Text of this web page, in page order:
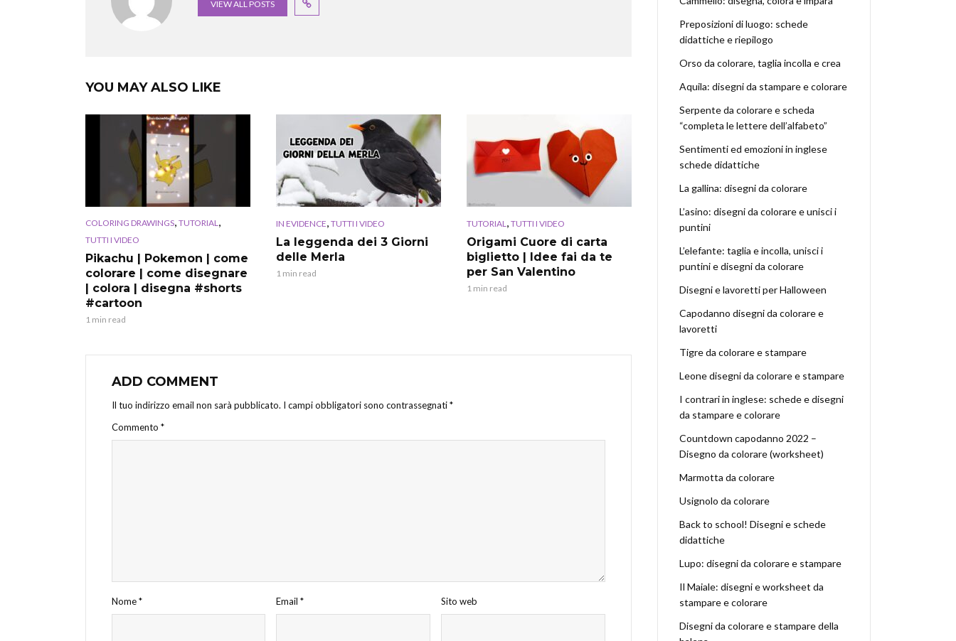
VIEW ALL POSTS
YOU MAY ALSO LIKE
COLORING DRAWINGS, TUTORIAL ,
TUTTI I VIDEO
Pikachu | Pokemon | come
colorare | come disegnare
| colora | disegna #shorts
#cartoon
1 min read
IN EVIDENCE, TUTTI I VIDEO
La leggenda dei 3 Giorni
delle Merla
1 min read
TUTORIAL , TUTTI I VIDEO
Origami Cuore di carta
biglietto | Idee fai da te
per San Valentino
1 min read
ADD COMMENT
Il tuo indirizzo email non sarà pubblicato. I campi obbligatori sono contrassegnati*
Commento *
Nome* Email* Sito web
Preposizioni di luogo: schede
didattiche e riepilogo
Orso da colorare, taglia incolla e crea
Aquila: disegni da stampare e colorare
Serpente da colorare e scheda
“completa le lettere dell’alfabeto”
Sentimenti ed emozioni in inglese
schede didattiche
La gallina: disegni da colorare
L’asino: disegni da colorare e unisci i
puntini
L’elefante: taglia e incolla, unisci i
puntini e disegni da colorare
Disegni e lavoretti per Halloween
Capodanno disegni da colorare e
lavoretti
Tigre da colorare e stampare
Leone disegni da colorare e stampare
I contrari in inglese: schede e disegni
da stampare e colorare
Countdown capodanno 2022 –
Disegno da colorare (worksheet)
Marmotta da colorare
Usignolo da colorare
Back to school! Disegni e schede
didattiche
Lupo: disegni da colorare e stampare
Il Maiale: disegni e worksheet da
stampare e colorare
Disegni da colorare e stampare della